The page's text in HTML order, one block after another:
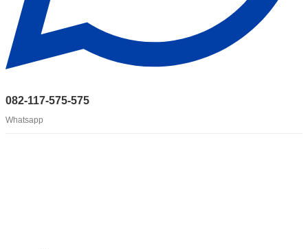
082-117-575-575
Whatsapp